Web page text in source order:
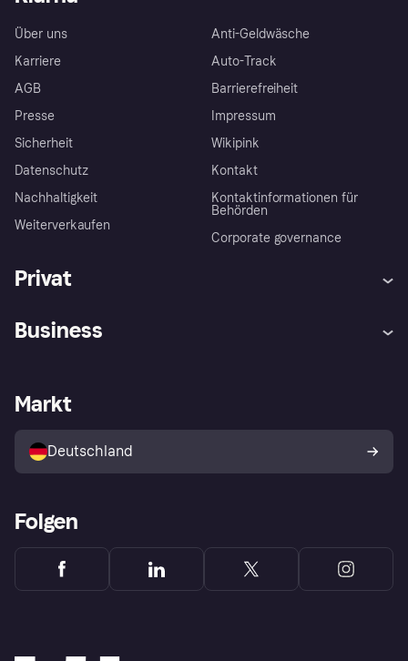
Über uns
Karriere
AGB
Presse
Sicherheit
Datenschutz
Nachhaltigkeit
Weiterverkaufen
Anti-Geldwäsche
Auto-Track
Barrierefreiheit
Impressum
Wikipink
Kontakt
Kontaktinformationen für
Behörden
Corporate governance
Privat
Klarna App
Shops entdecken
Käuferschutzrichtlinie
Dein Widerrufsrecht
Business
Händlerportal
Markt
Deutschland
Folgen